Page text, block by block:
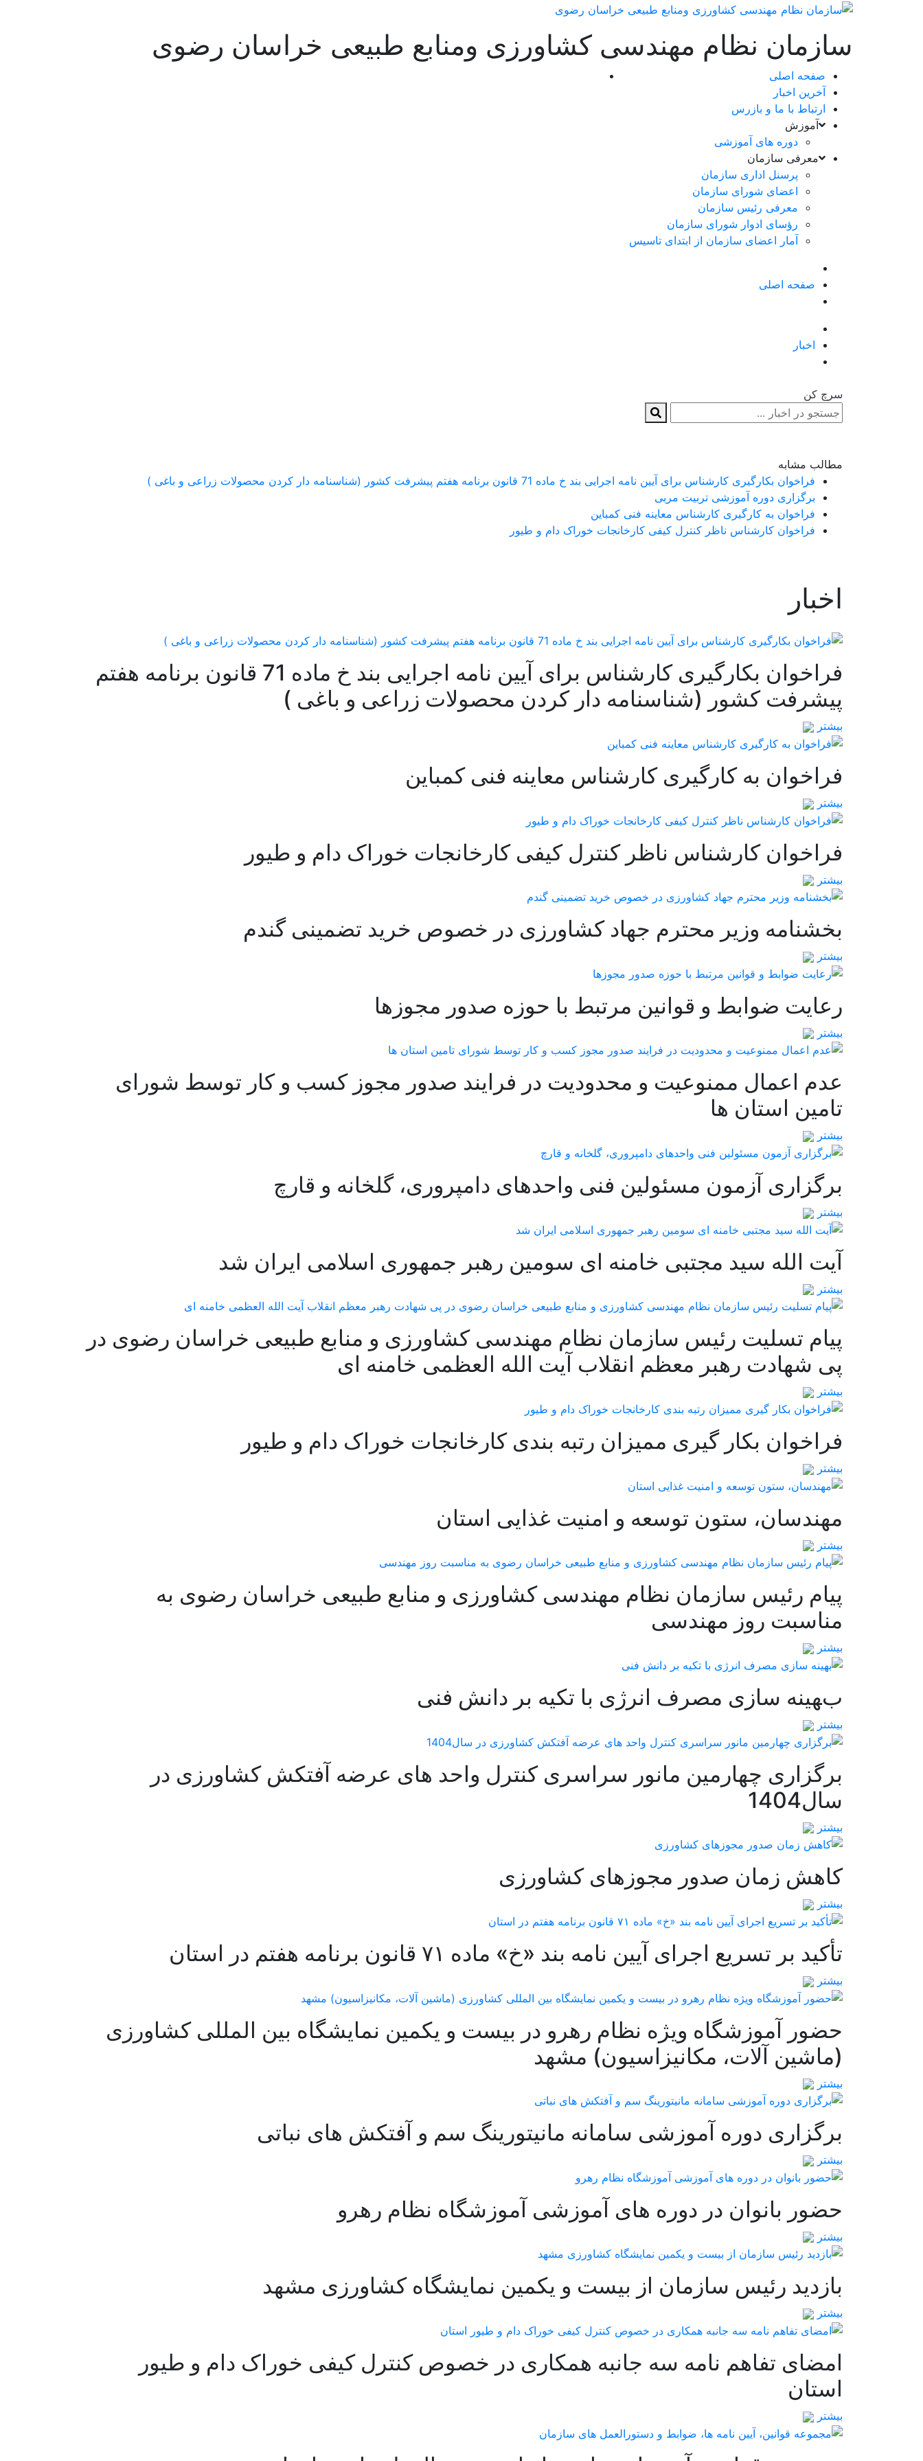
سازمان نظام مهندسی کشاورزی ومنابع طبیعی خراسان رضوی
صفحه اصلی
آخرین اخبار
ارتباط با ما و بازرس
آموزش
دوره های آموزشی
معرفی سازمان
پرسنل اداری سازمان
اعضای شورای سازمان
معرفی رئیس سازمان
رؤسای ادوار شورای سازمان
آمار اعضای سازمان از ابتدای تاسیس
صفحه اصلی
اخبار
سرچ کن
مطالب مشابه
فراخوان بکارگیری کارشناس برای آیین نامه اجرایی بند خ ماده 71 قانون برنامه هفتم پیشرفت کشور (شناسنامه دار کردن محصولات زراعی و باغی )
برگزاری دوره آموزشی تربیت مربی
فراخوان به کارگیری کارشناس معاینه فنی کمباین
فراخوان کارشناس ناظر کنترل کیفی کارخانجات خوراک دام و طیور
اخبار
فراخوان بکارگیری کارشناس برای آیین نامه اجرایی بند خ ماده 71 قانون برنامه هفتم
پیشرفت کشور (شناسنامه دار کردن محصولات زراعی و باغی )
بیشتر
فراخوان به کارگیری کارشناس معاینه فنی کمباین
بیشتر
فراخوان کارشناس ناظر کنترل کیفی کارخانجات خوراک دام و طیور
بیشتر
بخشنامه وزیر محترم جهاد کشاورزی در خصوص خرید تضمینی گندم
بیشتر
رعایت ضوابط و قوانین مرتبط با حوزه صدور مجوزها
بیشتر
عدم اعمال ممنوعیت و محدودیت در فرایند صدور مجوز کسب و کار توسط شورای
تامین استان ها
بیشتر
برگزاری آزمون مسئولین فنی واحدهای دامپروری، گلخانه و قارچ
بیشتر
آیت الله سید مجتبی خامنه ای سومین رهبر جمهوری اسلامی ایران شد
بیشتر
پیام تسلیت رئیس سازمان نظام مهندسی کشاورزی و منابع طبیعی خراسان رضوی در
پی شهادت رهبر معظم انقلاب آیت الله العظمی خامنه ای
بیشتر
فراخوان بکار گیری ممیزان رتبه بندی کارخانجات خوراک دام و طیور
بیشتر
مهندسان، ستون توسعه و امنیت غذایی استان
بیشتر
پیام رئیس سازمان نظام مهندسی کشاورزی و منابع طبیعی خراسان رضوی به
مناسبت روز مهندسی
بیشتر
بهینه سازی مصرف انرژی با تکیه بر دانش فنی
بیشتر
برگزاری چهارمین مانور سراسری کنترل واحد های عرضه آفتکش کشاورزی در
سال1404
بیشتر
کاهش زمان صدور مجوزهای کشاورزی
بیشتر
تأکید بر تسریع اجرای آیین نامه بند «خ» ماده ۷۱ قانون برنامه هفتم در استان
بیشتر
حضور آموزشگاه ویژه نظام رهرو در بیست و یکمین نمایشگاه بین المللی کشاورزی
(ماشین آلات، مکانیزاسیون) مشهد
بیشتر
برگزاری دوره آموزشی سامانه مانیتورینگ سم و آفتکش های نباتی
بیشتر
حضور بانوان در دوره های آموزشی آموزشگاه نظام رهرو
بیشتر
بازدید رئیس سازمان از بیست و یکمین نمایشگاه کشاورزی مشهد
بیشتر
امضای تفاهم نامه سه جانبه همکاری در خصوص کنترل کیفی خوراک دام و طیور
استان
بیشتر